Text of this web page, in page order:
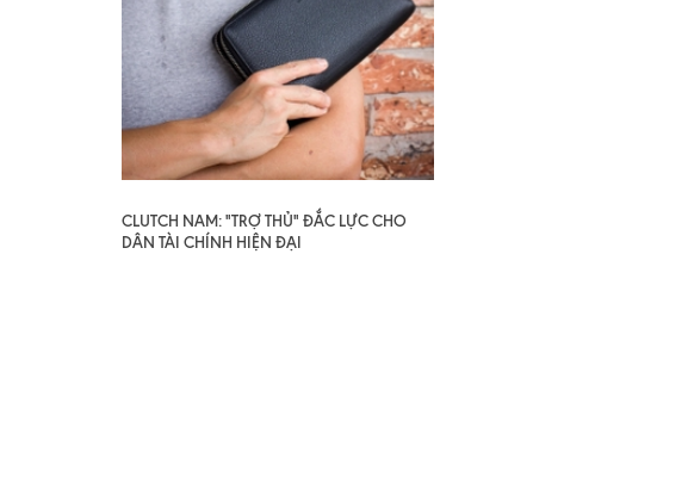
CLUTCH NAM: "TRỢ THỦ" ĐẮC LỰC CHO
DÂN TÀI CHÍNH HIỆN ĐẠI